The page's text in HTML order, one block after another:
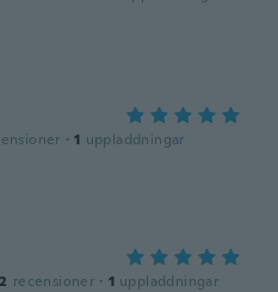
· 1 uppladdningar
recensioner · 1 uppladdningar